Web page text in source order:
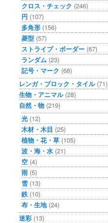
クロス・チェック (246)
円 (107)
多角形 (156)
菱型 (57)
ストライプ・ボーダー (67)
ランダム (23)
記号・マーク (68)
レンガ・ブロック・タイル(71)
生物・アニマル(28)
自然・物 (219)
光 (12)
木材・木目 (25)
植物・花・草 (105)
波・海・水 (21)
空 (4)
雨 (5)
雪 (13)
鉄 (10)
布・生地(24)
迷彩 (13)